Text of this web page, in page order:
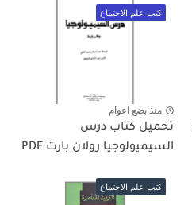
كتب علم الاجتماع
منذ بضع اعوام
تحميل كتاب درس
السيميولوجيا رولان بارت PDF
كتب علم الاجتماع